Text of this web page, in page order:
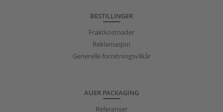
BESTILLINGER
Fraktkostnader
Reklamasjon
Generelle forretningsvilkår
AUER PACKAGING
Referanser